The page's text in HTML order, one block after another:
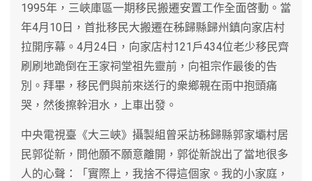
1995年，三峽庫區一期移民搬遷安置工作全面啓動。當
年4月10日，首批移民大搬遷在秭歸縣歸州鎮向家店村
拉開序幕。4月24日，向家店村121戶434位老少移民齊
刷刷地跪倒在王家祠堂祖先靈前，向祖宗作最後的告
別。拜畢，移民們與前來送行的衆鄉親在雨中抱頭痛
哭，然後擦幹泪水，上車出發。
中央電視臺《大三峽》攝製組曾采訪秭歸縣郭家壩村居
民郭從新，問他願不願意離開，郭從新說出了當地很多
人的心聲：「實際上，我捨不得這個家。我的小家庭，